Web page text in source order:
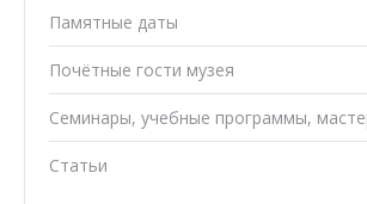
Памятные даты
Почётные гости музея
Семинары, учебные программы,
Статьи